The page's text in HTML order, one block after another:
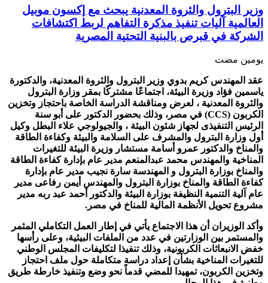
وزير البترول والثروة المعدنية يبحث مع إكسون موبيل
العالمية آليات تنفيذ مذكرة التفاهم لربط اكتشافات
الشركة في قبرص بالبنية التحتية المصرية
‏يومين مضت
عقد المهندس كريم بدوي وزير البترول والثروة المعدنية، والدكتورة
ياسمين فؤاد وزيرة البيئة، اجتماعًا مشتركًا بمقر وزارة البترول
والثروة المعدنية ، لعرض ومناقشة الدراسة الخاصة باحتجاز وتخزين
الكربون (CCS) في مصر، وذلك بحضور الدكتور على أبو سنة
الرئيس التنفيذى لجهاز شئون البيئة ، والجيولوجي علاء البطل وكيل
أول وزارة البترول والمشرف على السلامة والبيئة وكفاءة الطاقة
والمناخ والدكتور عمرو أسامة مستشار وزيرة البيئة للتغيرات
المناخية والمهندس محمد عبدالمنعم مدير عام بإدارة كفاءة الطاقة
والمناخ بوزارة البترول و المهندسة سارة نجيب مدير عام بإدارة
كفاءة الطاقة والمناخ بوزارة البترول والمهندس أيمن رفاعى مدير
عام آلية التنمية النظيفة بوزارة البيئة والدكتور أحمد عبد ربه مدير
مشروع تحويل الأنظمة المالية للمناخ في مصر.
وأكد الوزيران أن هذا الاجتماع يأتي في إطار العمل التكاملي المثمر
والمستمر بين الوزارتين في عدد من الملفات البيئية، وعلى رأسها
خفض الانبعاثات الكربونية، وذلك تنفيذا لتكليفات المجلس الوطني
للتغيرات المناخية بشأن إعداد دراسة متكاملة حول ملف احتجاز
وتخزين الكربون، تمهيدا للمضي قدماً نحو وضع وتنفيذ خارطة طريق